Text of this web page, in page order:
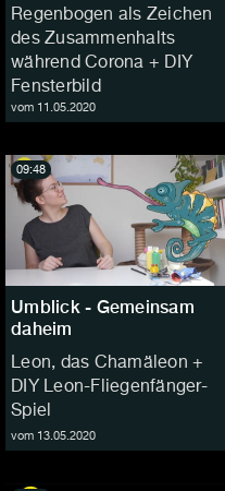
Regenbogen als Zeichen
des Zusammenhalts
während Corona + DIY
Fensterbild
vom 11.05.2020
Umblick - Gemeinsam
daheim
Leon, das Chamäleon +
DIY Leon-Fliegenfänger-
Spiel
vom 13.05.2020
09:48